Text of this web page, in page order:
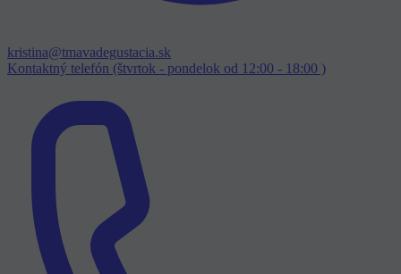
kristina@tmavadegustacia.sk
Kontaktný telefón (štvrtok - pondelok od 12:00 - 18:00 )